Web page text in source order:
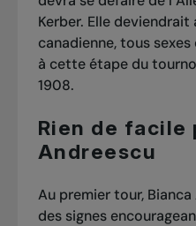
Kerber. Elle deviendrait
canadienne, tous
à cette étape du
1908.
Rien de facile
Andreescu
Au premier tour,
des signes